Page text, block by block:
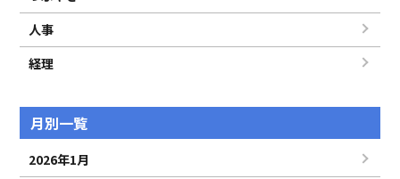
人事
経理
月別一覧
2026年1月